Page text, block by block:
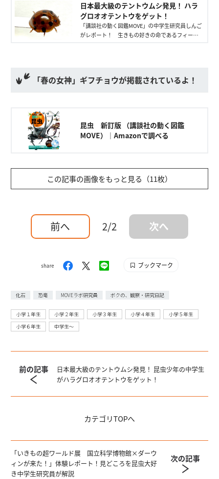
日本最大級のテントウムシ発見！ ハラ
グロオオテントウをゲット！
「講談社の動く図鑑MOVE」の中学生研究員しんご
がレポート！ 生きもの好きの命であるフィール
「春の女神」ギフチョウが掲載されているよ！
昆虫 新訂版 （講談社の動く図鑑
MOVE）｜Amazonで調べる
この記事の画像をもっと見る（11枚）
前へ 2/2 次へ
share ブックマーク
化石 恐竜 MOVEラボ研究員 ボクの、観察・研究日記
小学１年生 小学２年生 小学３年生 小学４年生
小学５年生
小学６年生
中学生〜
前の記事
日本最大級のテントウムシ発見！ 昆虫少年の中学生
がハラグロオオテントウをゲット！
カテゴリTOPへ
「いきもの超ワールド展 国立科学博物館×ダーウ
ィンが来た！」体験レポート！見どころを昆虫大好
き中学生研究員が解説
次の記事